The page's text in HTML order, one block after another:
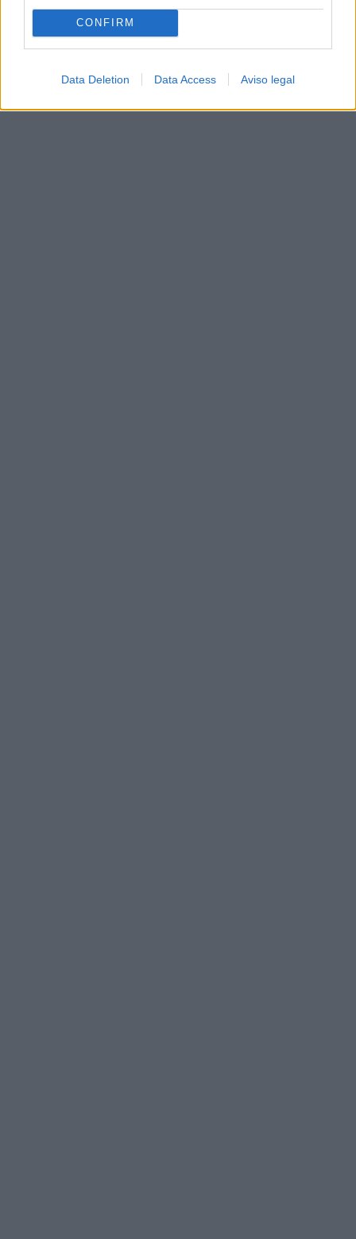
CONFIRM
Data Deletion Data Access Aviso legal